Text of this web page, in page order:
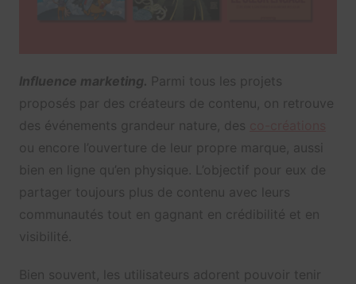
Influence marketing. Parmi tous les projets
proposés par des créateurs de contenu, on retrouve
des événements grandeur nature, des
ou encore l’ouverture de leur propre marque, aussi
bien en ligne qu’en physique. L’objectif pour eux de
partager toujours plus de contenu avec leurs
communautés tout en gagnant en crédibilité et en
visibilité.
Bien souvent, les utilisateurs adorent pouvoir tenir